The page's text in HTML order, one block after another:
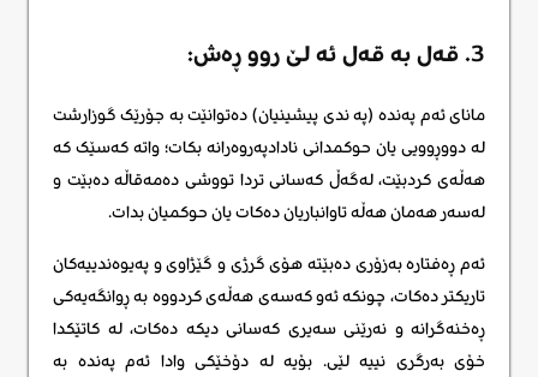
3. قه‌ل به‌ قه‌ل ئه لێ روو ڕه‌ش:
مانای ئەم پەندە (په ندی پیشینیان) دەتوانێت بە جۆرێک گوزارشت
لە دووڕوویی یان حوکمدانی نادادپەروەرانە بکات؛ واتە کەسێک کە
هەڵەی کردبێت، لەگەڵ کەسانی تردا تووشی دەمەقاڵە دەبێت و
لەسەر هەمان هەڵە تاوانباریان دەکات یان حوکمیان بدات.
ئەم ڕەفتارە بەزۆری دەبێتە هۆی گرژی و گێژاوی و پەیوەندییەکان
تاریکتر دەکات، چونکە ئەو کەسەی هەڵەی کردووە بە ڕوانگەیەکی
ڕەخنەگرانە و نەرێنی سەیری کەسانی دیکە دەکات، لە کاتێکدا
خۆی بەرگری نییە لێی. بۆیە لە دۆخێکی وادا ئەم پەندە بە